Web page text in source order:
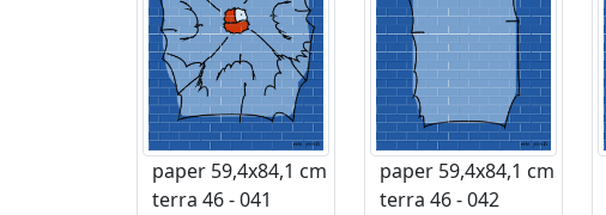
paper 59,4x84,1 cm
terra 46 - 041
paper 59,4x84,1 cm
terra 46 - 042